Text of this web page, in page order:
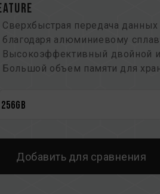
Сверхбыстрая передача
благодаря алюминиевому
Высокоэффективный двойной
Большой объем памяти для
Крышка с защелкой
Добавить для сравнения